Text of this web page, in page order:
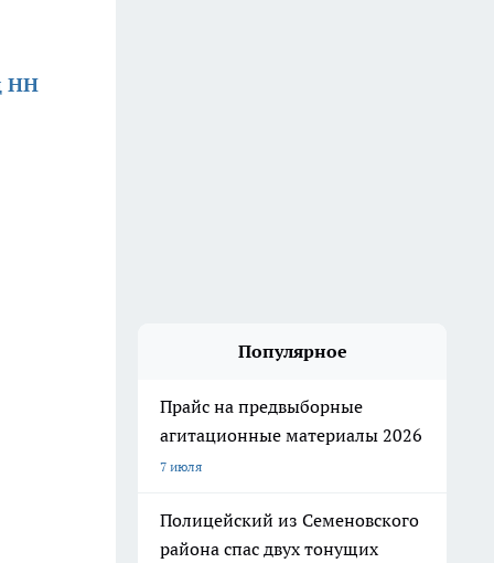
НН
Популярное
Прайс на предвыборные
агитационные материалы 2026
7 июля
Полицейский из Семеновского
района спас двух тонущих